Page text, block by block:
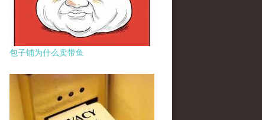
包子铺为什么卖带鱼